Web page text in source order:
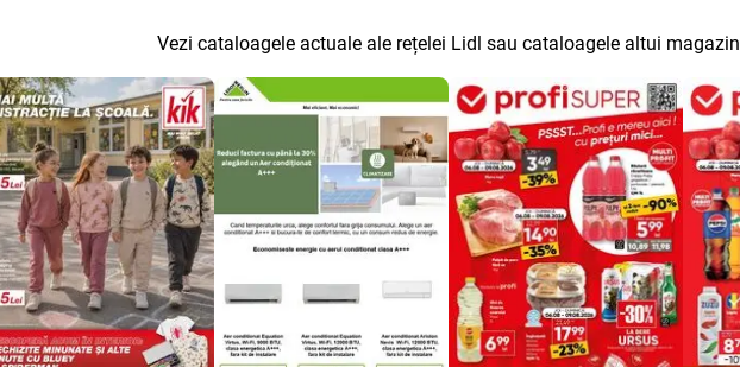
Vezi cataloagele actuale ale rețelei Lidl sau cataloagele altui magazin